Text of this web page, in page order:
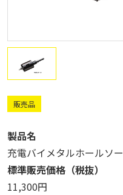
販売品
製品名
充電バイメタルホールソー
標準販売価格（税抜）
11,300円